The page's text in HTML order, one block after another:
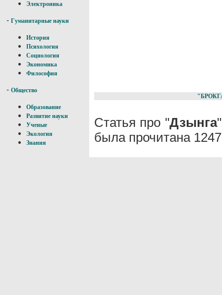
Электроника
- Гуманитарные науки
История
Психология
Социология
Экономика
Философия
- Общество
Образование
Развитие науки
Ученые
Экология
Знания
Статья про "Дзынга
была прочитана